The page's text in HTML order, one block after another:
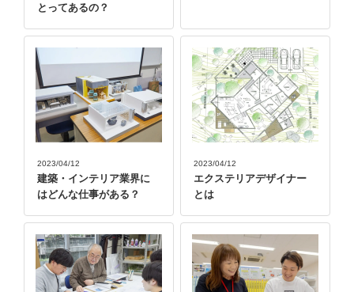
とってあるの？
2023/04/12
建築・インテリア業界に
はどんな仕事がある？
2023/04/12
エクステリアデザイナー
とは